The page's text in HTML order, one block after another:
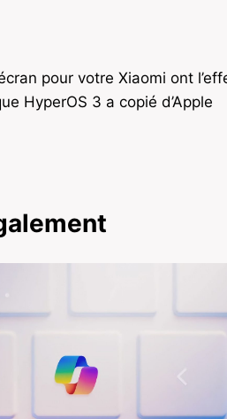
pour votre Xiaomi ont
HyperOS 3 a copié d’Apple